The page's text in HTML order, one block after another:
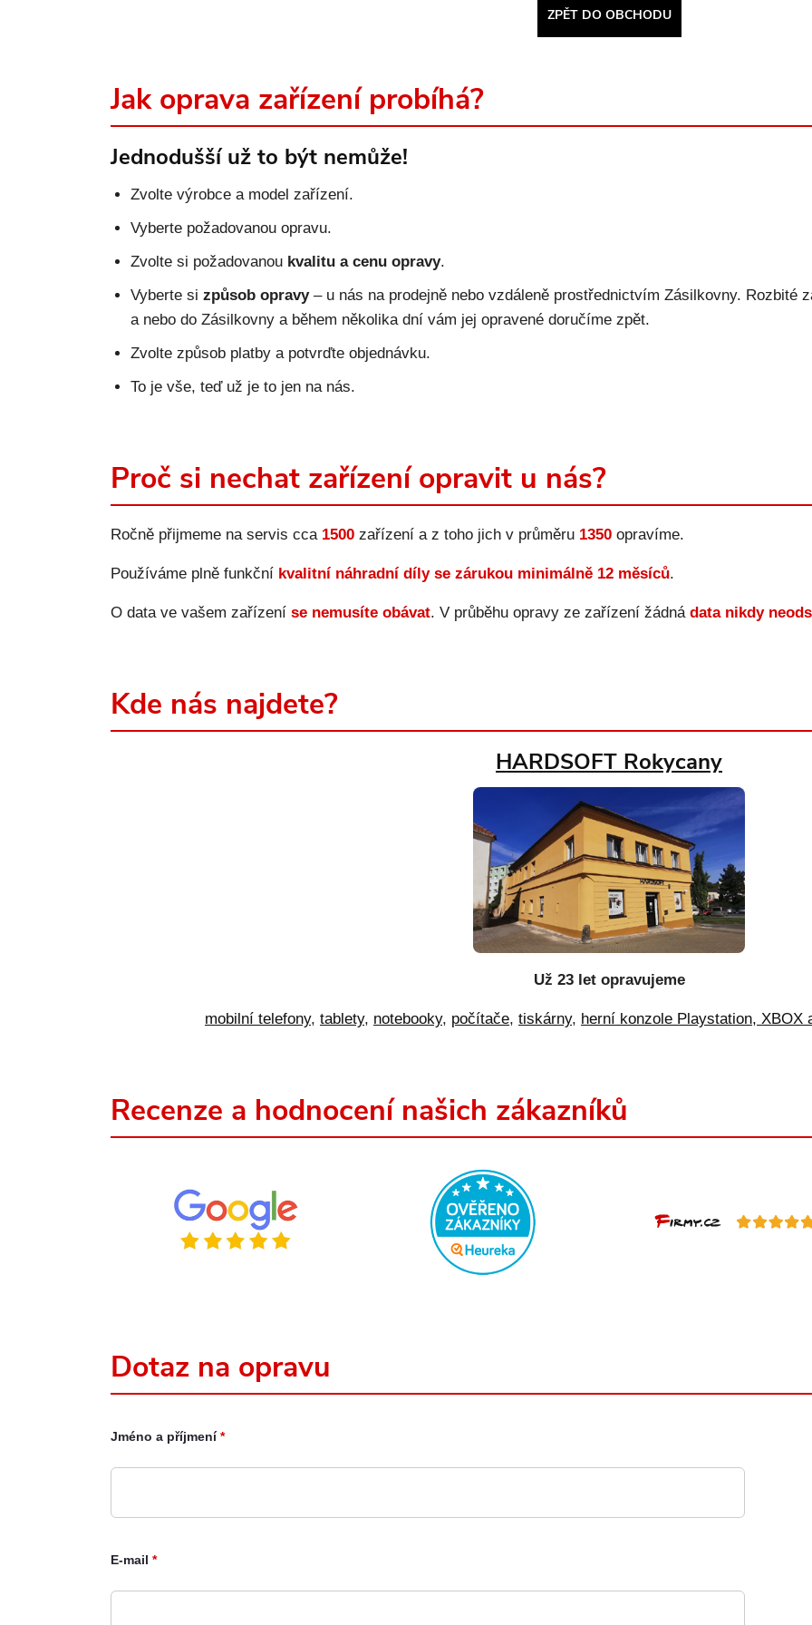
ZPĚT DO OBCHODU
Jak oprava zařízení probíhá?
Jednodušší už to být nemůže!
Zvolte výrobce a model zařízení.
Vyberte požadovanou opravu.
Zvolte si požadovanou kvalitu a cenu opravy.
Vyberte si způsob opravy– u nás na prodejně nebo vzdáleně prostřednictvím Zásilkovny. Rozbité
a nebo do Zásilkovny a během několika dní vám jej opravené doručíme zpět.
Zvolte způsob platby a potvrďte objednávku.
To je vše, teď už je to jen na nás.
Proč si nechat zařízení opravit u nás?
Ročně přijmeme na servis cca 1500 zařízení a z toho jich v průměru 1350 opravíme.
Používáme plně funkční kvalitní náhradní díly se zárukou minimálně 12 měsíců.
O data ve vašem zařízení se nemusíte obávat. V průběhu opravy ze zařízení žádná data nikdy
Kde nás najdete?
HARDSOFT Rokycany
Už 23 let opravujeme
mobilní telefony, tablety, notebooky, počítače, tiskárny, herní konzole Playstation, XBOX
Recenze a hodnocení našich zákazníků
Dotaz na opravu
Jméno a příjmení*
E-mail *